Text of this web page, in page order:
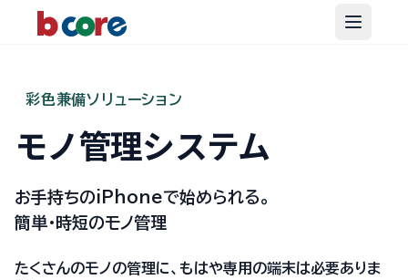
Open
彩色兼備ソリューション
モノ管理システム
お手持ちのiPhoneで始められる。
簡単・時短のモノ管理
たくさんのモノの管理に、もはや専用の端末は必要ありま